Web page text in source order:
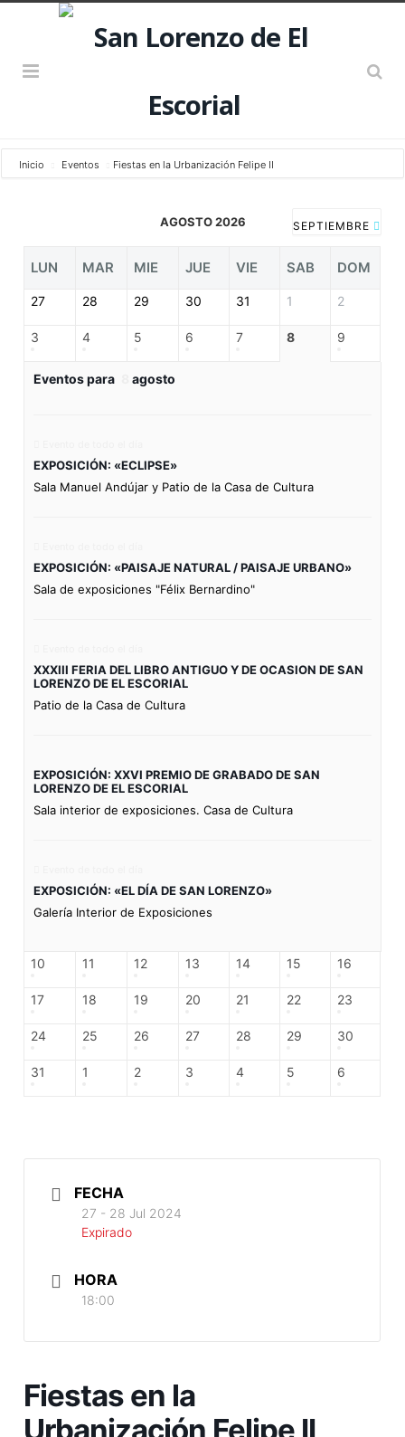
Inicio Eventos Fiestas en la Urbanización Felipe II
AGOSTO 2026 SEPTIEMBRE
LUN MAR MIE JUE VIE SAB DOM
27 28 29 30 31 1 2
3 4 5 6 7 8 9
Eventos para agosto
EXPOSICIÓN: «ECLIPSE»
Sala Manuel Andújar y Patio de la Casa de Cultura
EXPOSICIÓN: «PAISAJE NATURAL / PAISAJE URBANO»
Sala de exposiciones "Félix Bernardino"
XXXIII FERIA DEL LIBRO ANTIGUO Y DE OCASION DE SAN
LORENZO DE EL ESCORIAL
Patio de la Casa de Cultura
EXPOSICIÓN: XXVI PREMIO DE GRABADO DE SAN
LORENZO DE EL ESCORIAL
Sala interior de exposiciones. Casa de Cultura
EXPOSICIÓN: «EL DÍA DE SAN LORENZO»
Galería Interior de Exposiciones
10 11 12 13 14 15 16
17 18 19 20 21 22 23
24 25 26 27 28 29 30
31 1 2 3 4 5 6
FECHA
27 - 28 Jul 2024
Expirado
HORA
18:00
Fiestas en la
Urbanización Felipe II